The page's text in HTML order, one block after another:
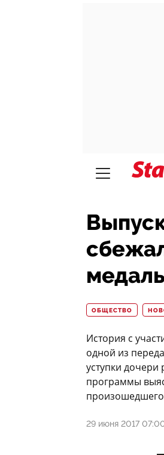
ОБЩЕСТВО
История с
одной из
уступки
программы
29 июня 2017